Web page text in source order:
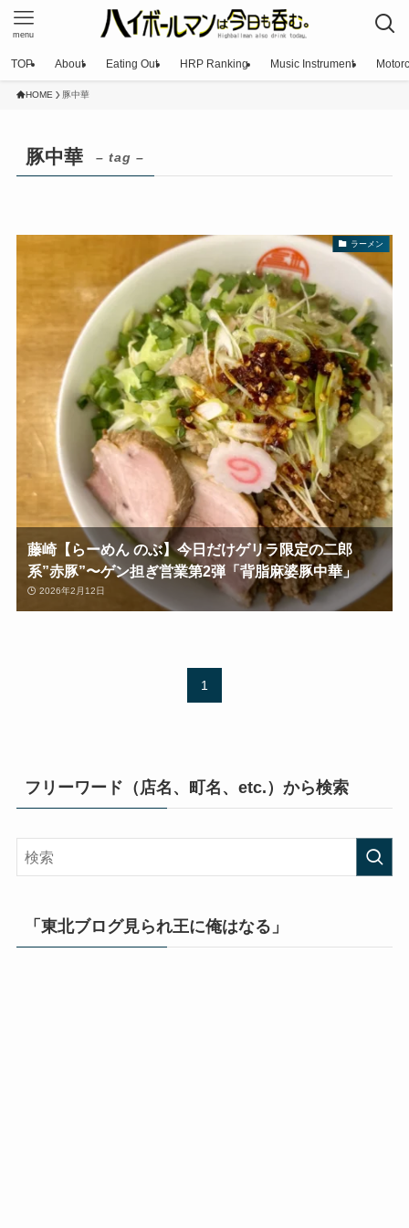
menu
TOP About Eating Out HRP Ranking Music Instrument
HOME 豚中華
豚中華 – tag –
ラーメン
藤崎【らーめん のぶ】今日だけゲリラ限定の二郎
系”赤豚”〜ゲン担ぎ営業第2弾「背脂麻婆豚中華」
2026年2月12日
1
フリーワード（店名、町名、etc.）から検索
「東北ブログ見られ王に俺はなる」